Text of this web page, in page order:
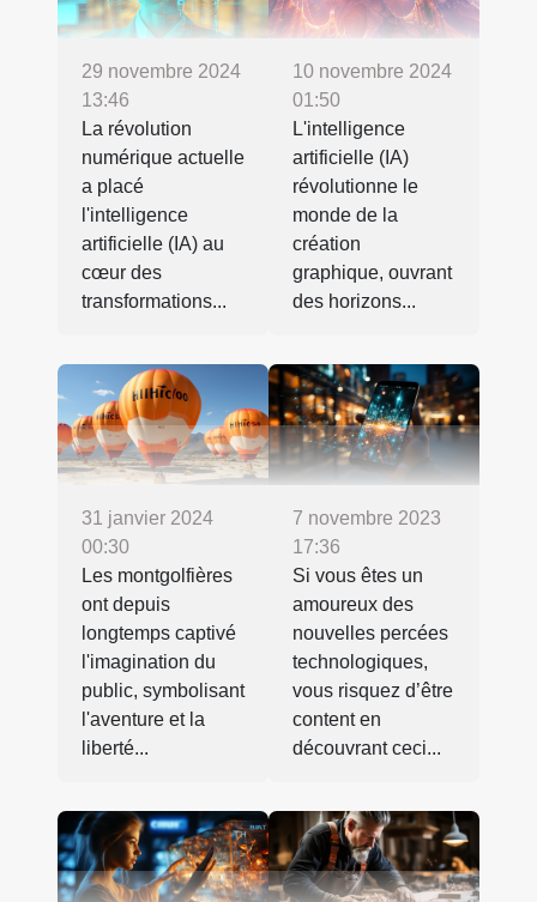
29 novembre 2024
13:46
La révolution
numérique actuelle
a placé
l'intelligence
artificielle (IA) au
cœur des
transformations...
10 novembre 2024
01:50
L'intelligence
artificielle (IA)
révolutionne le
monde de la
création
graphique, ouvrant
des horizons...
31 janvier 2024
00:30
Les montgolfières
ont depuis
longtemps captivé
l'imagination du
public, symbolisant
l'aventure et la
liberté...
7 novembre 2023
17:36
Si vous êtes un
amoureux des
nouvelles percées
technologiques,
vous risquez d’être
content en
découvrant ceci...